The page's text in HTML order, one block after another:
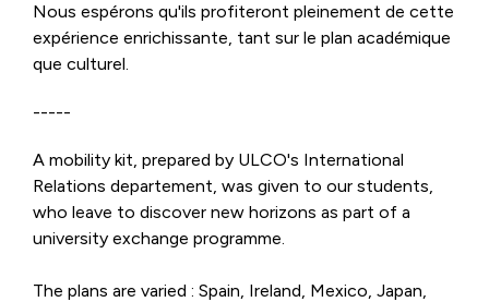
Nous espérons qu'ils profiteront pleinement de cette
expérience enrichissante, tant sur le plan académique
que culturel.
-----
A mobility kit, prepared by ULCO's International
Relations departement, was given to our students,
who leave to discover new horizons as part of a
university exchange programme.
The plans are varied : Spain, Ireland, Mexico, Japan,